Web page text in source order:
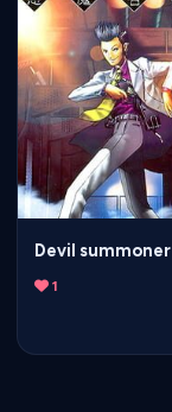
Devil summoner
1